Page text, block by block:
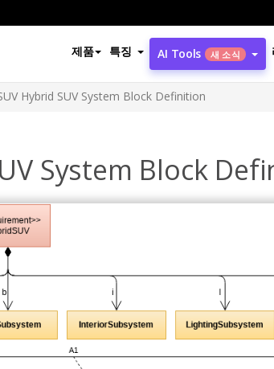
제품 특징 AI Tools 새 소식
Hybrid SUV System Block Definition
System Block